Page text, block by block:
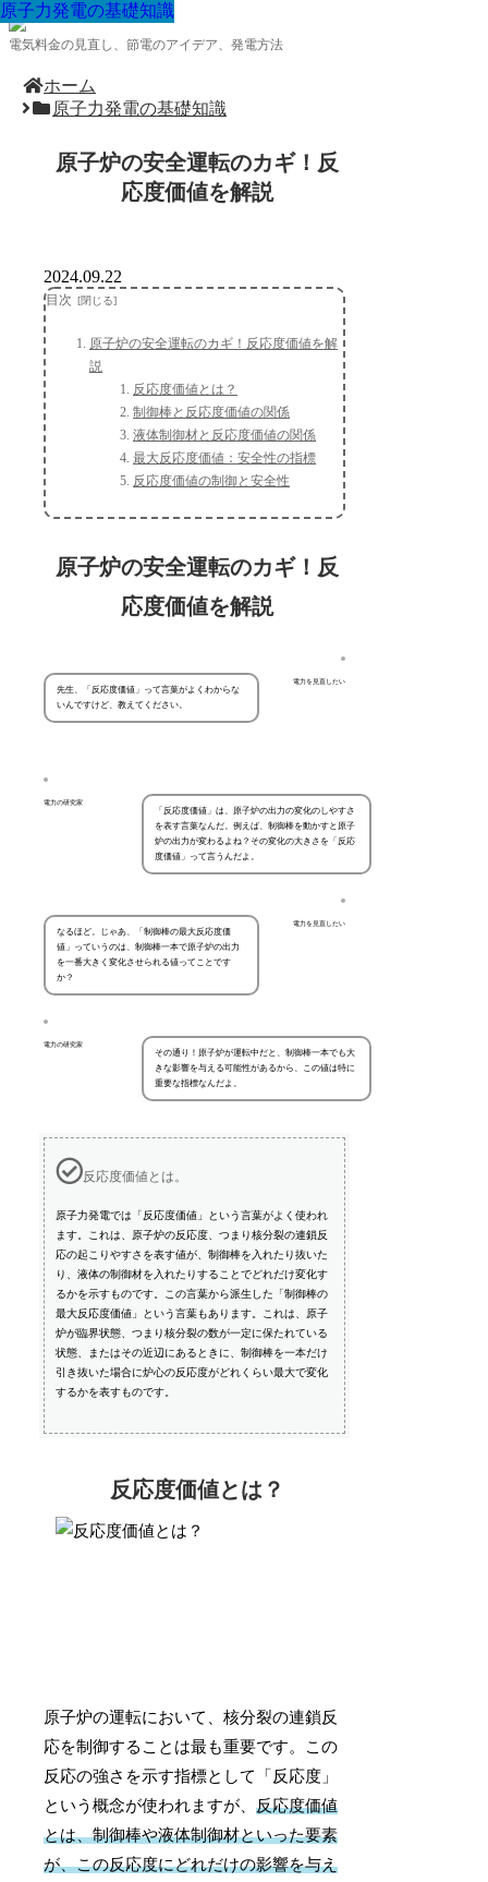
電気料金の見直し、節電のアイデア、発電方法
ホーム
原子力発電の基礎知識
原子炉の安全運転のカギ！反
応度価値を解説
原子力発電の基礎知識
2024.09.22
目次
原子炉の安全運転のカギ！反応度価値を解
説
反応度価値とは？
制御棒と反応度価値の関係
液体制御材と反応度価値の関係
最大反応度価値：安全性の指標
反応度価値の制御と安全性
原子炉の安全運転のカギ！反
応度価値を解説
電力を見直したい
先生、「反応度価値」って言葉がよくわからな
いんですけど、教えてください。
電力の研究家
「反応度価値」は、原子炉の出力の変化のしやすさ
を表す言葉なんだ。例えば、制御棒を動かすと原子
炉の出力が変わるよね？その変化の大きさを「反応
度価値」って言うんだよ。
電力を見直したい
なるほど。じゃあ、「制御棒の最大反応度価
値」っていうのは、制御棒一本で原子炉の出力
を一番大きく変化させられる値ってことです
か？
電力の研究家
その通り！原子炉が運転中だと、制御棒一本でも大
きな影響を与える可能性があるから、この値は特に
重要な指標なんだよ。
反応度価値とは。
原子力発電では「反応度価値」という言葉がよく使われ
ます。これは、原子炉の反応度、つまり核分裂の連鎖反
応の起こりやすさを表す値が、制御棒を入れたり抜いた
り、液体の制御材を入れたりすることでどれだけ変化す
るかを示すものです。この言葉から派生した「制御棒の
最大反応度価値」という言葉もあります。これは、原子
炉が臨界状態、つまり核分裂の数が一定に保たれている
状態、またはその近辺にあるときに、制御棒を一本だけ
引き抜いた場合に炉心の反応度がどれくらい最大で変化
するかを表すものです。
反応度価値とは？
原子炉の運転において、核分裂の連鎖反
応を制御することは最も重要です。この
反応の強さを示す指標として「反応度」
という概念が使われますが、反応度価値
とは、制御棒や液体制御材といった要素
が、この反応度にどれだけの影響を与え
原子力発電の基礎知識
原子力発電の基礎知識
原子力発電の基礎知識
原子力発電の基礎知識
原子力発電の基礎知識
原子力発電の基礎知識
原子力発電の基礎知識
原子力発電の基礎知識